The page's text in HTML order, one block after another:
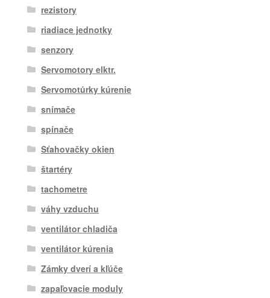
rezistory
riadiace jednotky
senzory
Servomotory elktr.
Servomotůrky kúrenie
snímače
spínače
Sťahovačky okien
štartéry
tachometre
váhy vzduchu
ventilátor chladiča
ventilátor kúrenia
Zámky dverí a kľúče
zapaľovacie moduly